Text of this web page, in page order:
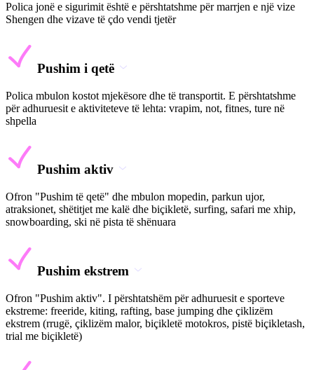
Polica jonë e sigurimit është e përshtatshme për marrjen e një vize
Shengen dhe vizave të çdo vendi tjetër
Pushim i qetë
Polica mbulon kostot mjekësore dhe të transportit. E përshtatshme
për adhuruesit e aktiviteteve të lehta: vrapim, not, fitnes, ture në
shpella
Pushim aktiv
Ofron "Pushim të qetë" dhe mbulon mopedin, parkun ujor,
atraksionet, shëtitjet me kalë dhe biçikletë, surfing, safari me xhip,
snowboarding, ski në pista të shënuara
Pushim ekstrem
Ofron "Pushim aktiv". I përshtatshëm për adhuruesit e sporteve
ekstreme: freeride, kiting, rafting, base jumping dhe çiklizëm
ekstrem (rrugë, çiklizëm malor, biçikletë motokros, pistë biçikletash,
trial me biçikletë)